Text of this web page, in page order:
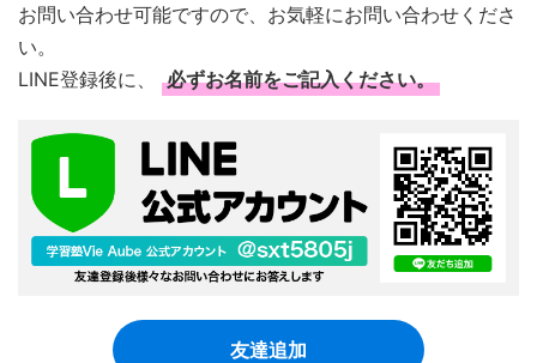
お問い合わせ可能ですので、お気軽にお問い合わせくださ
い。
LINE登録後に、
必ずお名前をご記入ください。
友達追加